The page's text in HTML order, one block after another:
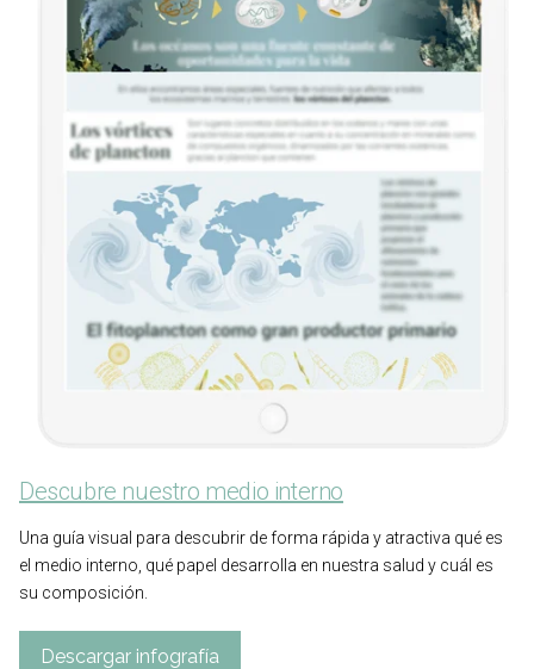
Descubre nuestro medio interno
Una guía visual para descubrir de forma rápida y atractiva qué es
el medio interno, qué papel desarrolla en nuestra salud y cuál es
su composición.
Descargar infografía